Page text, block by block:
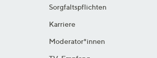
Sorgfaltspflichten
Karriere
Moderator*innen